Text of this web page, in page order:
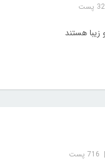
32 پست
هستند
| 716 پست